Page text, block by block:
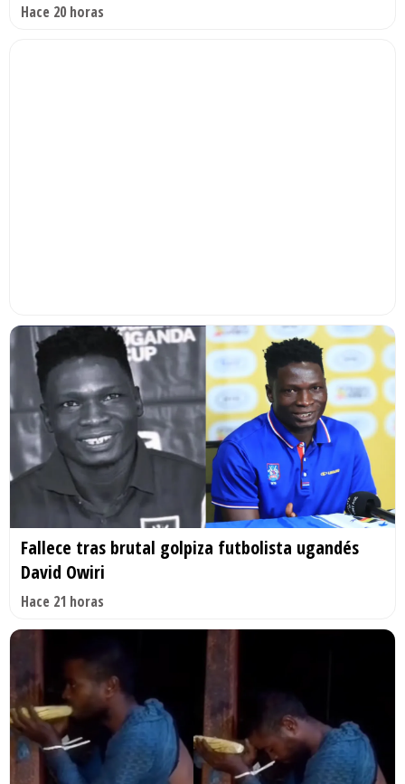
Hace 20 horas
Fallece tras brutal golpiza futbolista ugandés
David Owiri
Hace 21 horas